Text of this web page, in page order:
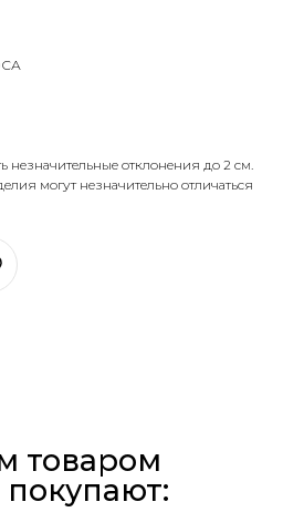
незначительные отклонения до 2 см.
могут незначительно отличаться
товаром